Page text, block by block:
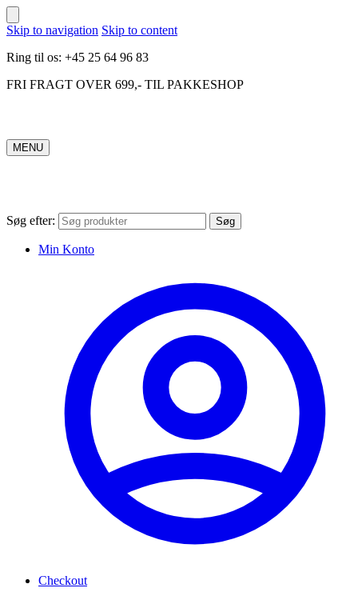
Skip to navigation Skip to content
Ring til os: +45 25 64 96 83
FRI FRAGT OVER 699,- TIL PAKKESHOP
MENU
Søg efter: Søg
Min Konto
Checkout